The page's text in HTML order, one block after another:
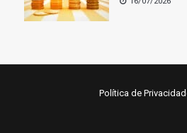
Política de